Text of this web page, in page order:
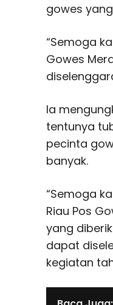
gowes
“Semoga
Gowes
Ia
tentunya
pecinta
banyak.
“Semoga
Riau Pos
yang
dapat
kegiatan